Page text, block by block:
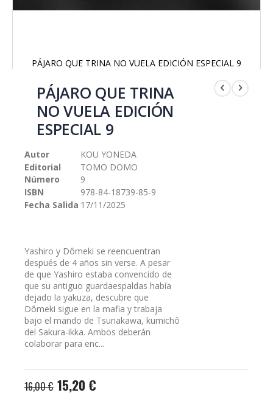
PÁJARO QUE TRINA NO VUELA EDICIÓN ESPECIAL 9
comienzo
imágenes
PÁJARO QUE TRINA
NO VUELA EDICIÓN
ESPECIAL 9
Autor
KOU YONEDA
Editorial
TOMO DOMO
Número
9
ISBN
978-84-18739-85-9
Fecha Salida 17/11/2025
Yashiro y Dômeki se reencuentran
después de 4 años sin verse. A pesar
de que Yashiro estaba convencido de
que su antiguo guardaespaldas había
dejado la yakuza, descubre que
Dômeki sigue en la mafia y trabaja
bajo el mando de Tsunakawa, kumichô
del Sakura-ikka. Ambos deberán
colaborar para enc...
16,00 € 15,20 €